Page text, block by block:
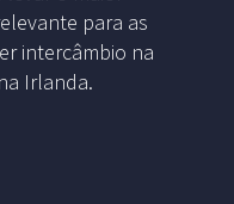
para as
intercâmbio na
Irlanda.